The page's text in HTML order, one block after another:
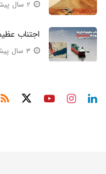
اجتناب